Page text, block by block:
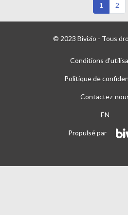
1 2
© 2023 Bivizio - Tous
Conditions
Politique de
Contactez-
EN
Propulsé par